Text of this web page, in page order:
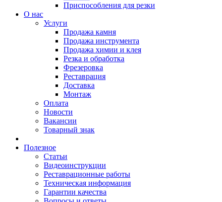
Приспособления для резки
О нас
Услуги
Продажа камня
Продажа инструмента
Продажа химии и клея
Резка и обработка
Фрезеровка
Реставрация
Доставка
Монтаж
Оплата
Новости
Вакансии
Товарный знак
Полезное
Статьи
Видеоинструкции
Реставрационные работы
Техническая информация
Гарантии качества